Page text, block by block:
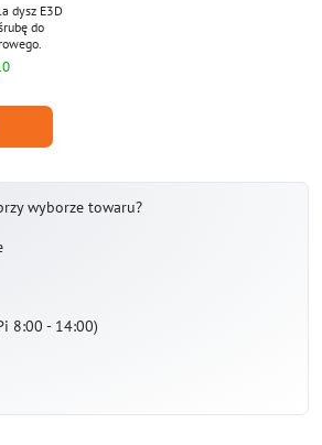
dysz E3D
do
wyborze towaru?
8:00 - 14:00)